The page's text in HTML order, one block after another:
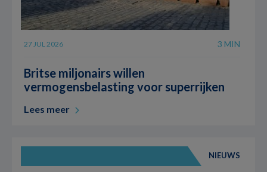
27 JUL 2026 3 MIN
Britse miljonairs willen
vermogensbelasting voor superrijken
Lees meer
NIEUWS